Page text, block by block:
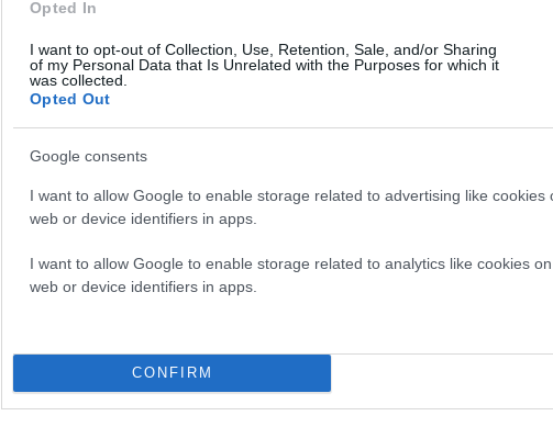
Opted In
I want to opt-out of Collection, Use, Retention, Sale, and/or Sharing
of my Personal Data that Is Unrelated with the Purposes for which it
was collected.
Opted Out
Google consents
I want to allow Google to enable storage related to advertising like cookies
web or device identifiers in apps.
I want to allow Google to enable storage related to analytics like cookies on
web or device identifiers in apps.
CONFIRM
α) αυξάνεται σημαντικά η έκπτωση δαπανών
Συγκεκριμένα διπλασιάζεται η έκπτωση
αυτών στο Χρηματιστήριο.